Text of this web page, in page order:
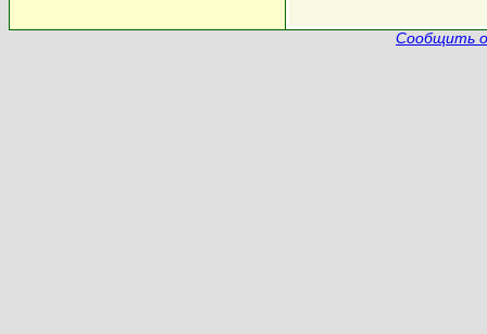
Сообщить о